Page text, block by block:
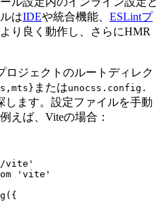
はIDEや統合機能、 ESLintプ
り良く動作し、さらにHMR
ロジェクトのルートディレク
またはunocss.config.
します。設定ファイルを手動
えば、Viteの場合：
vite '
' vite '
({